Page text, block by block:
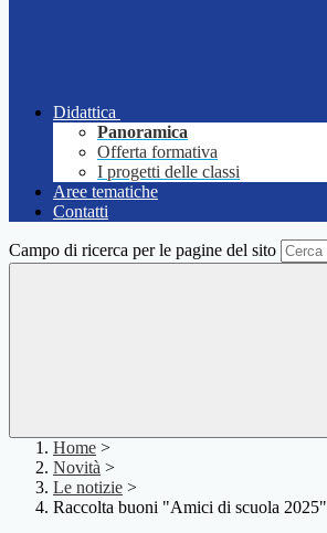
Didattica
Panoramica
Offerta formativa
I progetti delle classi
Aree tematiche
Contatti
Campo di ricerca per le pagine del sito
Home >
Novità >
Le notizie >
Raccolta buoni "Amici di scuola 2025"